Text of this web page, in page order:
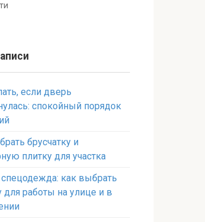
если дверь
спокойный порядок
брусчатку и
плитку для участка
как выбрать
работы на улице и в